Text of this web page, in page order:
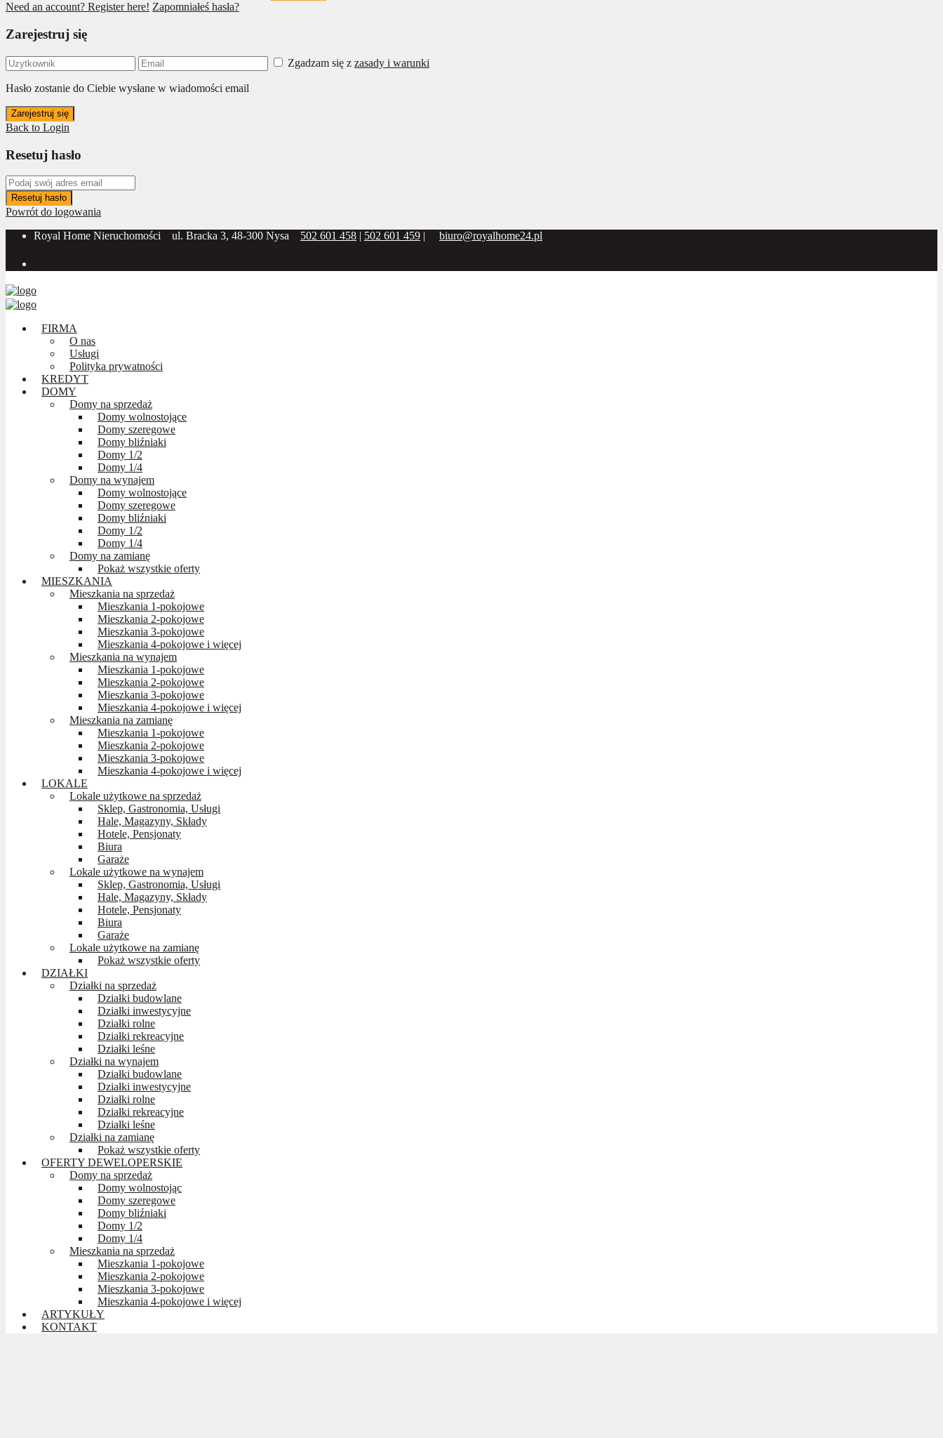
Need an account? Register here! Zapomniałeś hasła?
Zarejestruj się
Zgadzam się z zasady i warunki
Hasło zostanie do Ciebie wysłane w wiadomości email
Zarejestruj się
Back to Login
Resetuj hasło
Resetuj hasło
Powrót do logowania
Royal Home Nieruchomości
ul. Bracka 3, 48-300 Nysa 502 601 458 | 502 601 459 | biuro@royalhome24.pl
FIRMA
O nas
Usługi
Polityka prywatności
KREDYT
DOMY
Domy na sprzedaż
Domy wolnostojące
Domy szeregowe
Domy bliźniaki
Domy 1/2
Domy 1/4
Domy na wynajem
Domy wolnostojące
Domy szeregowe
Domy bliźniaki
Domy 1/2
Domy 1/4
Domy na zamianę
Pokaż wszystkie oferty
MIESZKANIA
Mieszkania na sprzedaż
Mieszkania 1-pokojowe
Mieszkania 2-pokojowe
Mieszkania 3-pokojowe
Mieszkania 4-pokojowe i więcej
Mieszkania na wynajem
Mieszkania 1-pokojowe
Mieszkania 2-pokojowe
Mieszkania 3-pokojowe
Mieszkania 4-pokojowe i więcej
Mieszkania na zamianę
Mieszkania 1-pokojowe
Mieszkania 2-pokojowe
Mieszkania 3-pokojowe
Mieszkania 4-pokojowe i więcej
LOKALE
Lokale użytkowe na sprzedaż
Sklep, Gastronomia, Usługi
Hale, Magazyny, Składy
Hotele, Pensjonaty
Biura
Garaże
Lokale użytkowe na wynajem
Sklep, Gastronomia, Usługi
Hale, Magazyny, Składy
Hotele, Pensjonaty
Biura
Garaże
Lokale użytkowe na zamianę
Pokaż wszystkie oferty
DZIAŁKI
Działki na sprzedaż
Działki budowlane
Działki inwestycyjne
Działki rolne
Działki rekreacyjne
Działki leśne
Działki na wynajem
Działki budowlane
Działki inwestycyjne
Działki rolne
Działki rekreacyjne
Działki leśne
Działki na zamianę
Pokaż wszystkie oferty
OFERTY DEWELOPERSKIE
Domy na sprzedaż
Domy wolnostojąc
Domy szeregowe
Domy bliźniaki
Domy 1/2
Domy 1/4
Mieszkania na sprzedaż
Mieszkania 1-pokojowe
Mieszkania 2-pokojowe
Mieszkania 3-pokojowe
Mieszkania 4-pokojowe i więcej
ARTYKUŁY
KONTAKT